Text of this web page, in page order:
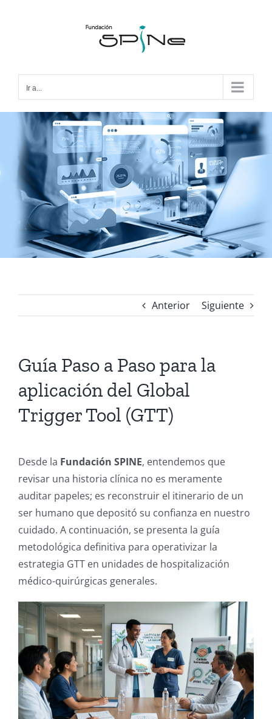
Ir a...
Anterior Siguiente
Guía Paso a Paso para la
aplicación del Global
Trigger Tool (GTT)
Desde la Fundación SPINE, entendemos que
revisar una historia clínica no es meramente
auditar papeles; es reconstruir el itinerario de un
ser humano que depositó su confianza en nuestro
cuidado. A continuación, se presenta la guía
metodológica definitiva para operativizar la
estrategia GTT en unidades de hospitalización
médico-quirúrgicas generales.